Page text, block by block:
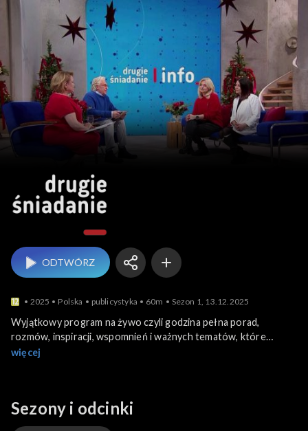
Drugie śniadanie
ODTWÓRZ
2025 Polska publicystyka 60m Sezon 1, 13.12.2025
Wyjątkowy program na żywo czyli godzina pełna porad,
rozmów, inspiracji, wspomnień i ważnych tematów, które
dotyczą wszystkich silversów i seniorów.
więcej
Sezony i odcinki